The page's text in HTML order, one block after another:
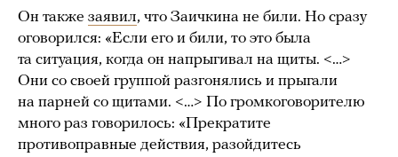
Он также заявил, что Заичкина не били. Но сразу
оговорился: «Если его и били, то это была
та ситуация, когда он напрыгивал на щиты. <…>
Они со своей группой разгонялись и прыгали
на парней со щитами. <…> По громкоговорителю
много раз говорилось: «Прекратите
противоправные действия, разойдитесь